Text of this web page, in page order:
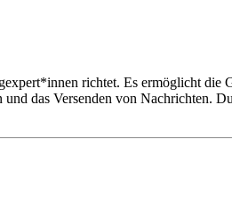
richtet. Es ermöglicht die
das Versenden von Nachrichten.